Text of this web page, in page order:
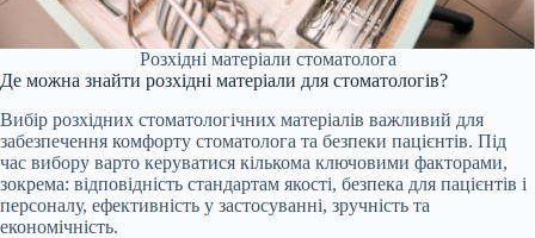
Розхідні матеріали стоматолога
Де можна знайти розхідні матеріали для стоматологів?
Вибір розхідних стоматологічних матеріалів важливий для
забезпечення комфорту стоматолога та безпеки пацієнтів. Під
час вибору варто керуватися кількома ключовими факторами,
зокрема: відповідність стандартам якості, безпека для пацієнтів і
персоналу, ефективність у застосуванні, зручність та
економічність.